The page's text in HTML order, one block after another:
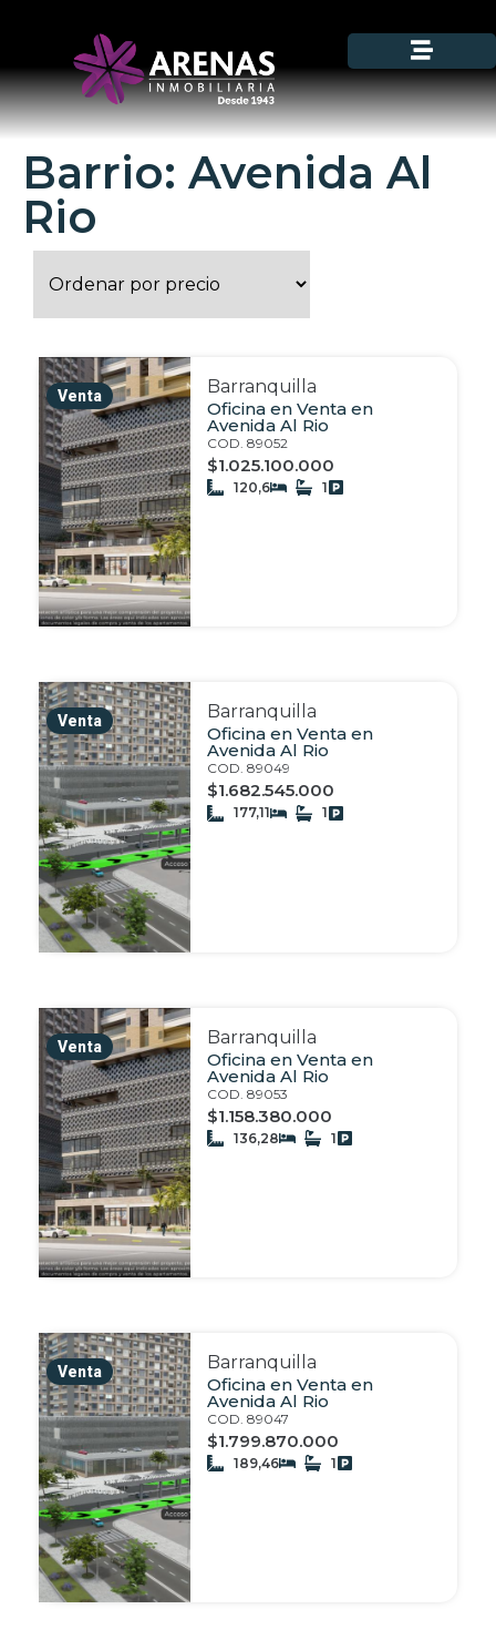
Barrio: Avenida Al
Rio
Venta
Barranquilla
Oficina en Venta en
Avenida Al Rio
COD. 89052
$1.025.100.000
120,6 1
Venta
Barranquilla
Oficina en Venta en
Avenida Al Rio
COD. 89049
$1.682.545.000
177,11 1
Venta
Barranquilla
Oficina en Venta en
Avenida Al Rio
COD. 89053
$1.158.380.000
136,28 1
Venta
Barranquilla
Oficina en Venta en
Avenida Al Rio
COD. 89047
$1.799.870.000
189,46 1